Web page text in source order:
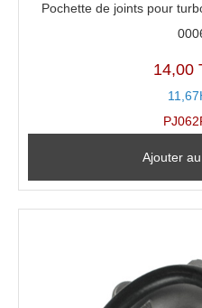
Pochette de joints pour
14,00
Ajouter